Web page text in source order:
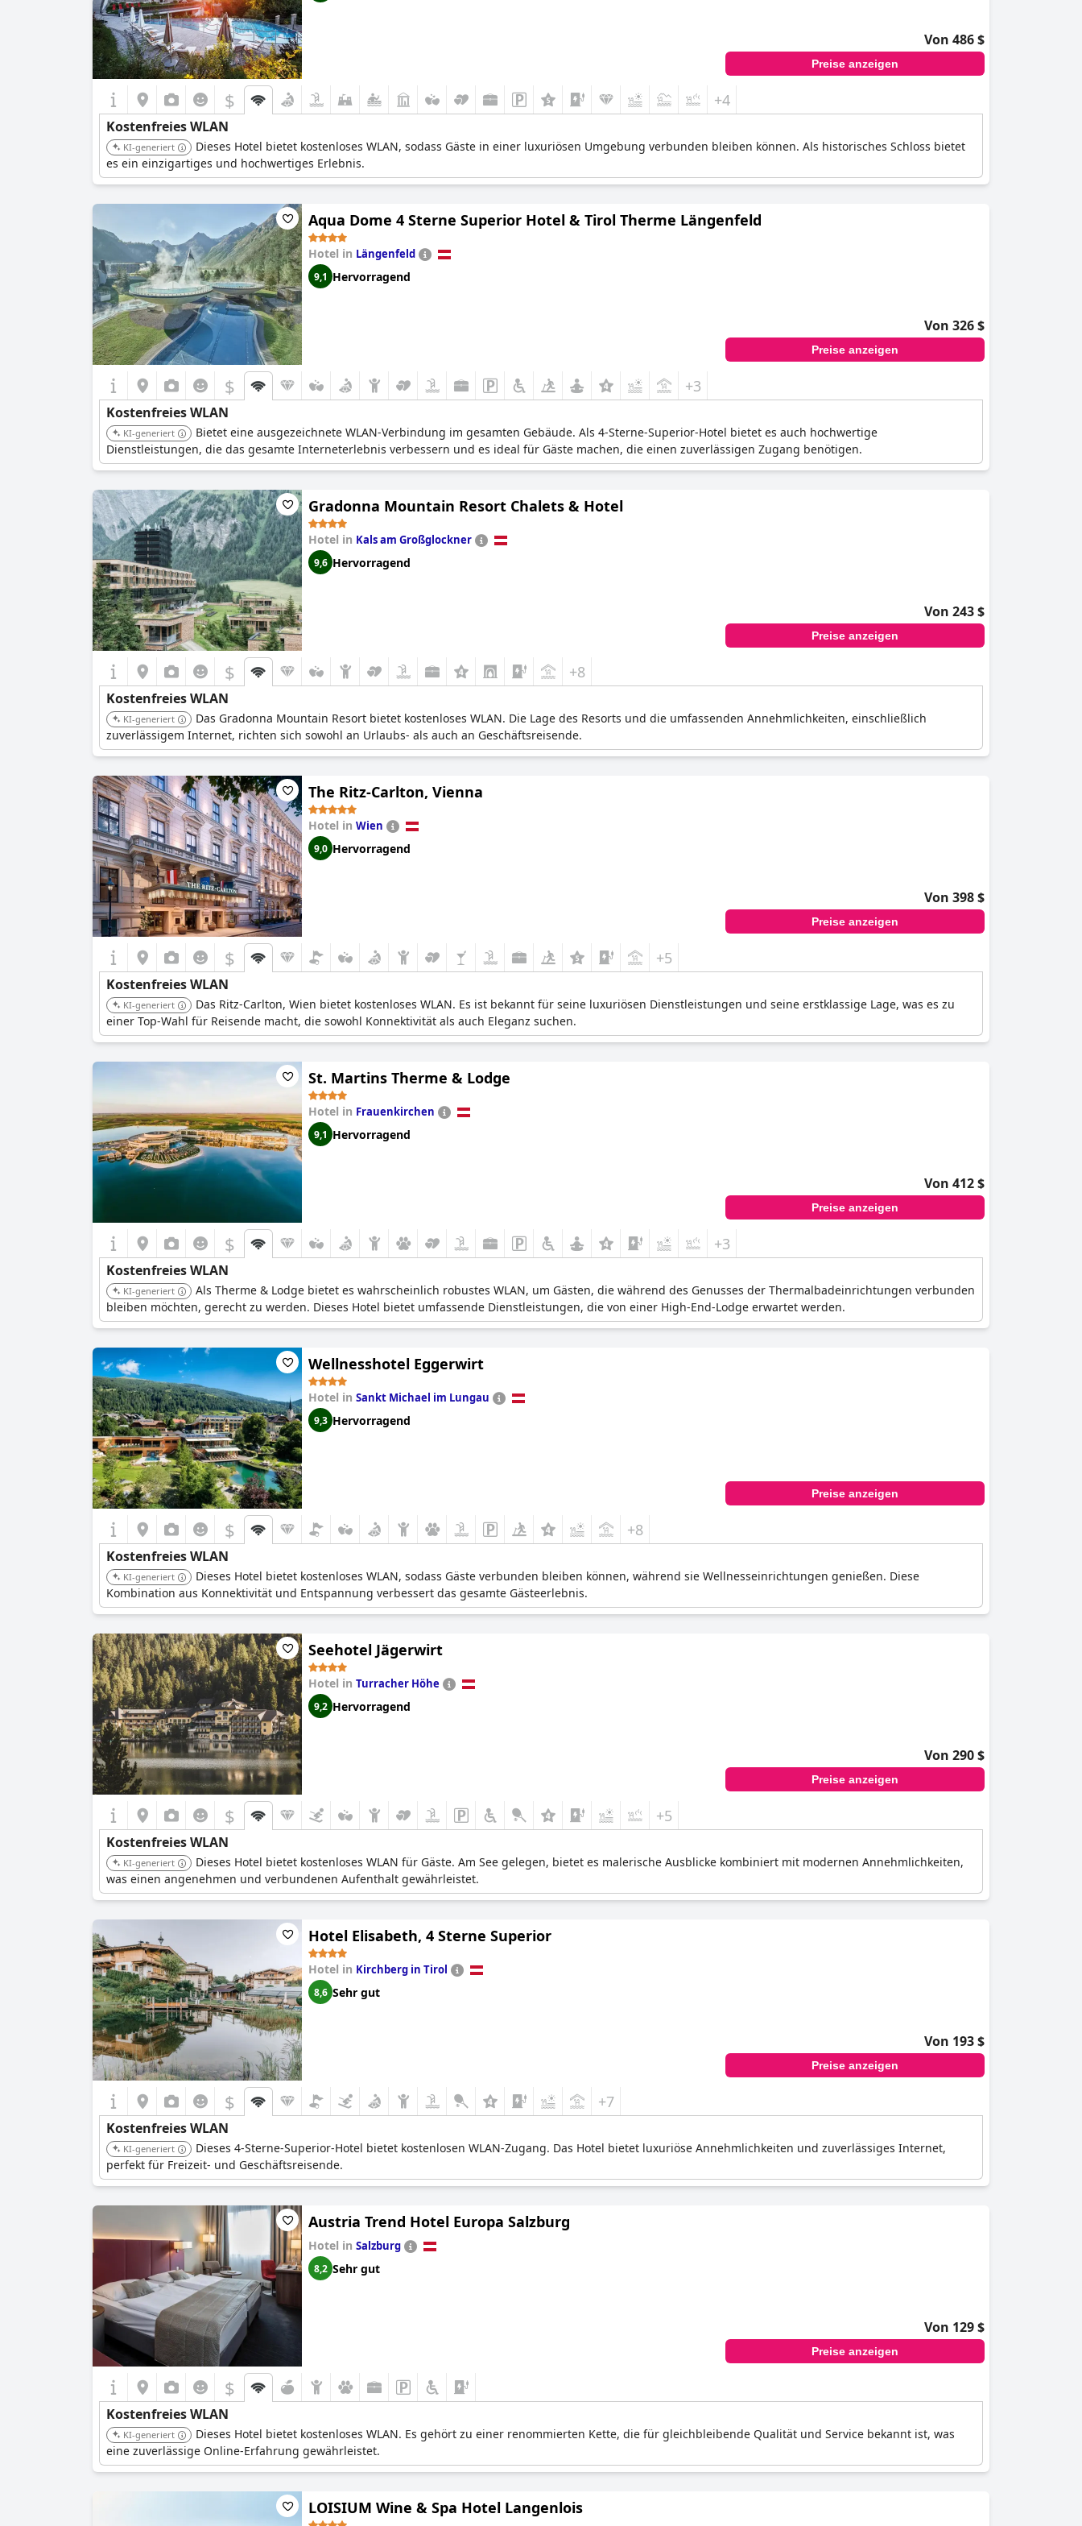
Von 486 $
Preise anzeigen
$ +4
Kostenfreies WLAN
KI-generiert
Dieses Hotel bietet kostenloses WLAN, sodass Gäste in einer luxuriösen Umgebung verbunden bleiben können. Als historisches Schloss bietet
es ein einzigartiges und hochwertiges Erlebnis.
Aqua Dome 4 Sterne Superior Hotel & Tirol Therme Längenfeld
Hotel in Längenfeld
9,1 Hervorragend
Von 326 $
Preise anzeigen
$ +3
Kostenfreies WLAN
KI-generiert
Bietet eine ausgezeichnete WLAN-Verbindung im gesamten Gebäude. Als 4-Sterne-Superior-Hotel bietet es auch hochwertige
Dienstleistungen, die das gesamte Interneterlebnis verbessern und es ideal für Gäste machen, die einen zuverlässigen Zugang benötigen.
Gradonna Mountain Resort Chalets & Hotel
Hotel in Kals am Großglockner
9,6 Hervorragend
Von 243 $
Preise anzeigen
$ +8
Kostenfreies WLAN
KI-generiert
Das Gradonna Mountain Resort bietet kostenloses WLAN. Die Lage des Resorts und die umfassenden Annehmlichkeiten, einschließlich
zuverlässigem Internet, richten sich sowohl an Urlaubs- als auch an Geschäftsreisende.
The Ritz-Carlton, Vienna
Hotel in Wien
9,0 Hervorragend
Von 398 $
Preise anzeigen
$ +5
Kostenfreies WLAN
KI-generiert
Das Ritz-Carlton, Wien bietet kostenloses WLAN. Es ist bekannt für seine luxuriösen Dienstleistungen und seine erstklassige Lage, was es zu
einer Top-Wahl für Reisende macht, die sowohl Konnektivität als auch Eleganz suchen.
St. Martins Therme & Lodge
Hotel in Frauenkirchen
9,1 Hervorragend
Von 412 $
Preise anzeigen
$ +3
Kostenfreies WLAN
KI-generiert
Als Therme & Lodge bietet es wahrscheinlich robustes WLAN, um Gästen, die während des Genusses der Thermalbadeinrichtungen verbunden
bleiben möchten, gerecht zu werden. Dieses Hotel bietet umfassende Dienstleistungen, die von einer High-End-Lodge erwartet werden.
Wellnesshotel Eggerwirt
Hotel in Sankt Michael im Lungau
9,3 Hervorragend
Preise anzeigen
$ +8
Kostenfreies WLAN
KI-generiert
Dieses Hotel bietet kostenloses WLAN, sodass Gäste verbunden bleiben können, während sie Wellnesseinrichtungen genießen. Diese
Kombination aus Konnektivität und Entspannung verbessert das gesamte Gästeerlebnis.
Seehotel Jägerwirt
Hotel in Turracher Höhe
9,2 Hervorragend
Von 290 $
Preise anzeigen
$ +5
Kostenfreies WLAN
KI-generiert
Dieses Hotel bietet kostenloses WLAN für Gäste. Am See gelegen, bietet es malerische Ausblicke kombiniert mit modernen Annehmlichkeiten,
was einen angenehmen und verbundenen Aufenthalt gewährleistet.
Hotel Elisabeth, 4 Sterne Superior
Hotel in Kirchberg in Tirol
8,6 Sehr gut
Von 193 $
Preise anzeigen
$ +7
Kostenfreies WLAN
KI-generiert
Dieses 4-Sterne-Superior-Hotel bietet kostenlosen WLAN-Zugang. Das Hotel bietet luxuriöse Annehmlichkeiten und zuverlässiges Internet,
perfekt für Freizeit- und Geschäftsreisende.
Austria Trend Hotel Europa Salzburg
Hotel in Salzburg
8,2 Sehr gut
Von 129 $
Preise anzeigen
$
Kostenfreies WLAN
KI-generiert
Dieses Hotel bietet kostenloses WLAN. Es gehört zu einer renommierten Kette, die für gleichbleibende Qualität und Service bekannt ist, was
eine zuverlässige Online-Erfahrung gewährleistet.
LOISIUM Wine & Spa Hotel Langenlois